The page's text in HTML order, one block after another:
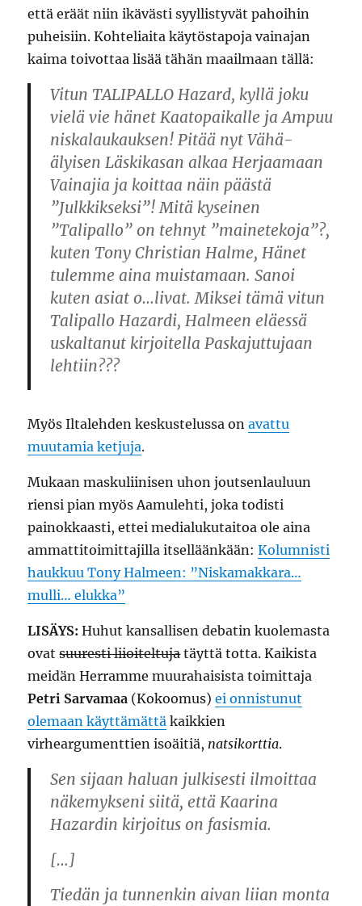
että eräät niin ikävästi syyllistyvät pahoihin
puheisiin. Kohteliaita käytöstapoja vainajan
kaima toivottaa lisää tähän maailmaan tällä:
Vitun TALIPALLO Hazard, kyllä joku
vielä vie hänet Kaatopaikalle ja Ampuu
niskalaukauksen! Pitää nyt Vähä-
älyisen Läskikasan alkaa Herjaamaan
Vainajia ja koittaa näin päästä
”Julkkikseksi”! Mitä kyseinen
”Talipallo” on tehnyt ”mainetekoja”?,
kuten Tony Christian Halme, Hänet
tulemme aina muistamaan. Sanoi
kuten asiat o…livat. Miksei tämä vitun
Talipallo Hazardi, Halmeen eläessä
uskaltanut kirjoitella Paskajuttujaan
lehtiin???
Myös Iltalehden keskustelussa onavattu
muutamia ketjuja.
Mukaan maskuliinisen uhon joutsenlauluun
riensi pian myös Aamulehti, joka todisti
painokkaasti, ettei medialukutaitoa ole aina
ammattitoimittajilla itselläänkään:Kolumnisti
haukkuu Tony Halmeen: ”Niskamakkara…
mulli… elukka”
LISÄYS:Huhut kansallisen debatin kuolemasta
ovatsuuresti liioiteltujatäyttä totta. Kaikista
meidän Herramme muurahaisista toimittaja
Petri Sarvamaa (Kokoomus)ei onnistunut
olemaan käyttämättä kaikkien
virheargumenttien isoäitiä, natsikorttia.
Sen sijaan haluan julkisesti ilmoittaa
näkemykseni siitä, että Kaarina
Hazardin kirjoitus on fasismia.
[…]
Tiedän ja tunnenkin aivan liian monta